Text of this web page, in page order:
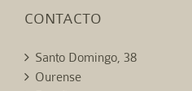
CONTACTO
Santo Domingo, 38
Ourense